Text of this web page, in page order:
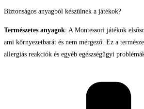
Biztonságos anyagból készülnek a játékok?
Természetes anyagok: A Montessori játékok
ami környezetbarát és nem mérgező. Ez a
allergiás reakciók és egyéb egészségügyi